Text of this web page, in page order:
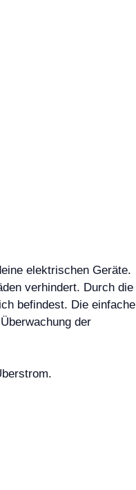
elektrischen Geräte.
verhindert. Durch die
befindest. Die einfache
der